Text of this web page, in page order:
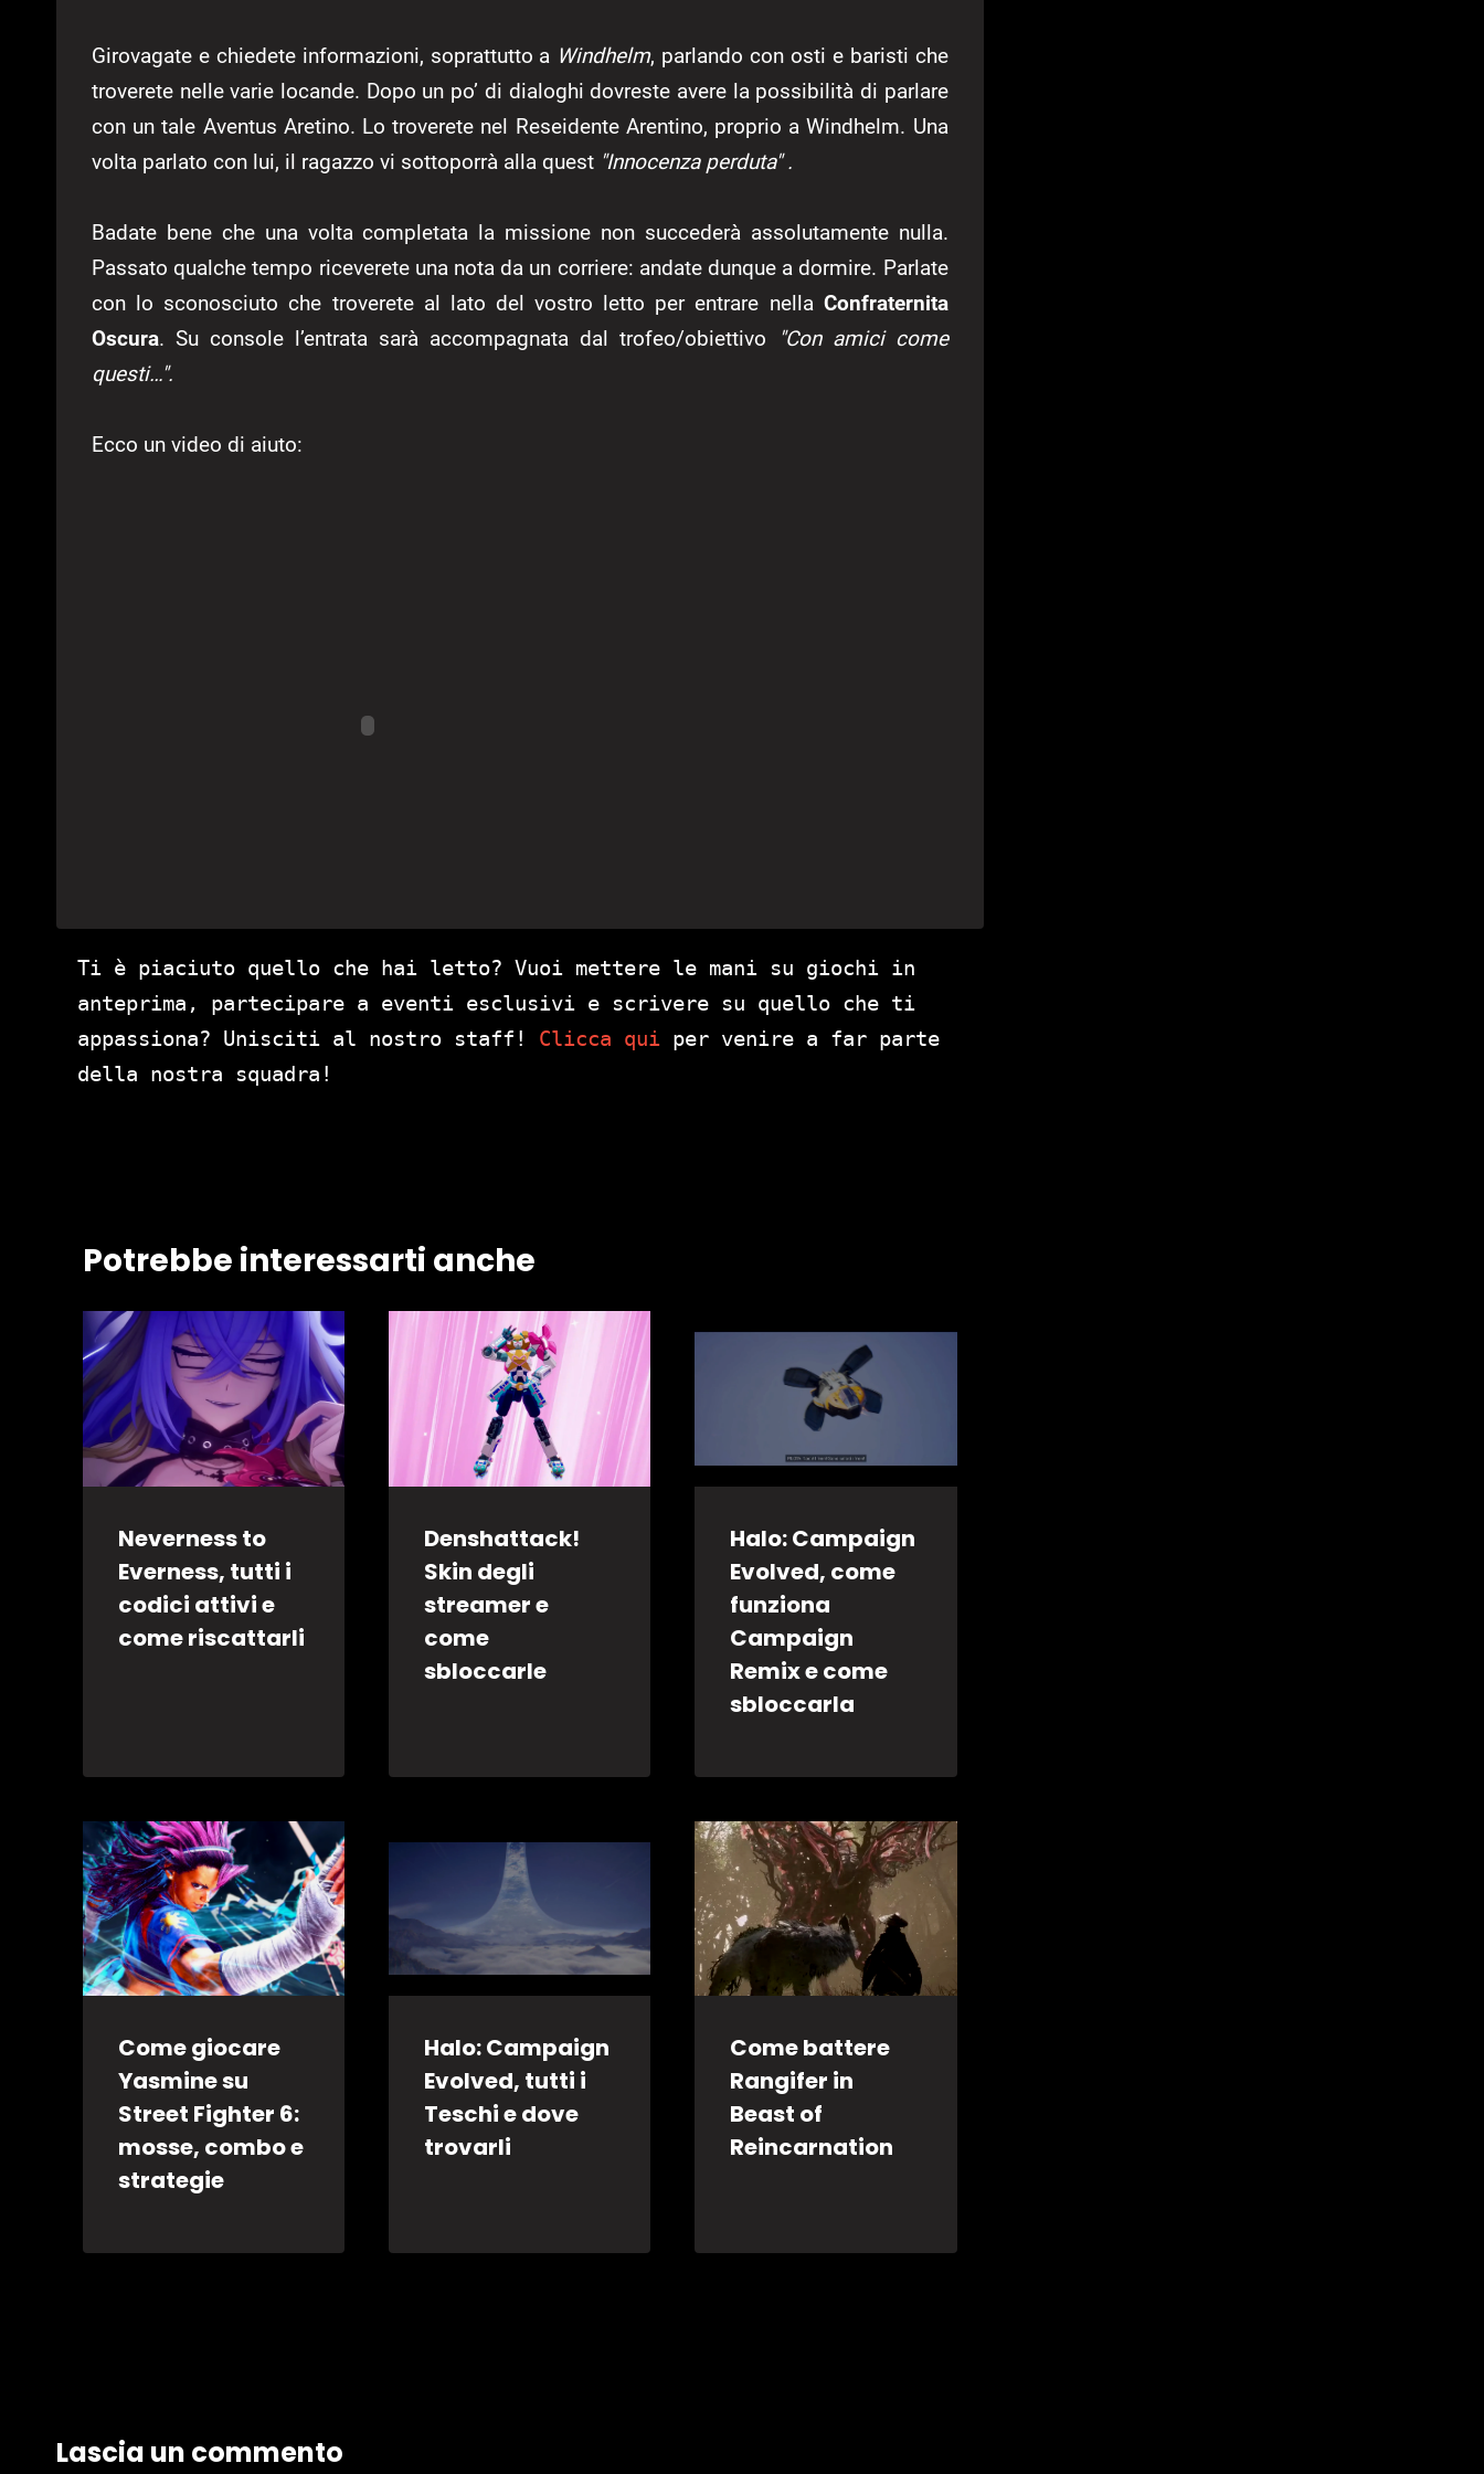
Girovagate e chiedete informazioni, soprattutto a Windhelm, parlando con osti e baristi che
troverete nelle varie locande. Dopo un po’ di dialoghi dovreste avere la possibilità di parlare
con un tale Aventus Aretino. Lo troverete nel Reseidente Arentino, proprio a Windhelm. Una
volta parlato con lui, il ragazzo vi sottoporrà alla quest "Innocenza perduta" .
Badate bene che una volta completata la missione non succederà assolutamente nulla.
Passato qualche tempo riceverete una nota da un corriere: andate dunque a dormire. Parlate
con lo sconosciuto che troverete al lato del vostro letto per entrare nella Confraternita
Oscura. Su console l’entrata sarà accompagnata dal trofeo/obiettivo "Con amici come
questi…".
Ecco un video di aiuto:
Ti è piaciuto quello che hai letto? Vuoi mettere le mani su giochi in
anteprima, partecipare a eventi esclusivi e scrivere su quello che ti
appassiona? Unisciti al nostro staff! Clicca qui per venire a far parte
della nostra squadra!
Potrebbe interessarti anche
Neverness to
Everness, tutti i
codici attivi e
come riscattarli
Denshattack!
Skin degli
streamer e
come
sbloccarle
Halo: Campaign
Evolved, come
funziona
Campaign
Remix e come
sbloccarla
Come giocare
Yasmine su
Street Fighter 6:
mosse, combo e
strategie
Halo: Campaign
Evolved, tutti i
Teschi e dove
trovarli
Come battere
Rangifer in
Beast of
Reincarnation
Lascia un commento